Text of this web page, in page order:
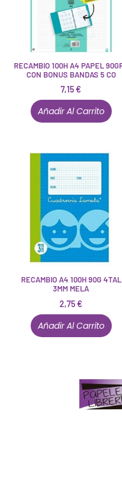
RECAMBIO 100H A4 PAPEL
CON BONUS BANDAS 5 CO
7,15€
Añadir Al Carrito
RECAMBIO A4 100H 90G 4TAL
3MM MELA
2,75€
Añadir Al Carrito